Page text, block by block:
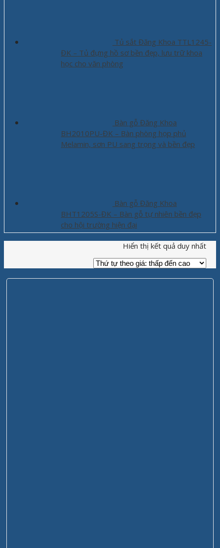
Tủ sắt Đăng Khoa TTL1245-
ĐK – Tủ đựng hồ sơ bền đẹp, lưu trữ khoa
học cho văn phòng
Bàn gỗ Đăng Khoa
BH2010PU-ĐK – Bàn phòng họp phủ
Melamin, sơn PU sang trọng và bền đẹp
Bàn gỗ Đăng Khoa
BHT1205S-ĐK – Bàn gỗ tự nhiên bền đẹp
cho hội trường hiện đại
Hiển thị kết quả duy nhất